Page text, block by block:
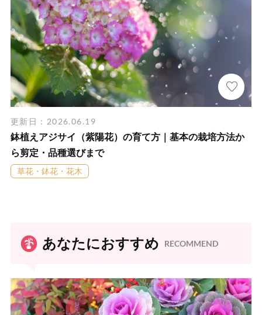
更新日：2026.06.19
鉢植えアジサイ（紫陽花）の育て方｜基本の栽培方法か
ら剪定・品種選びまで
草花・鉢花・花木
あなたにおすすめ RECOMMEND